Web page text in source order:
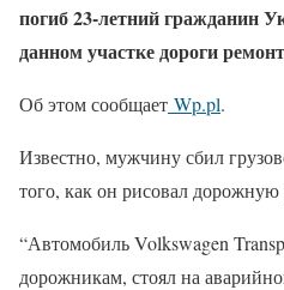
погиб 23-летний гражданин
данном участке дороги
Об этом сообщает Wp.pl.
Известно, мужчину сбил
того, как он рисовал дорожную
“Автомобиль Volkswagen
дорожникам, стоял на